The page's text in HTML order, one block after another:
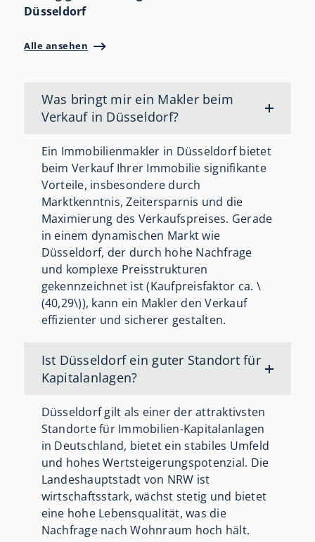
Düsseldorf
Alle ansehen
Was bringt mir ein Makler beim
Verkauf in Düsseldorf?
Ein Immobilienmakler in Düsseldorf bietet
beim Verkauf Ihrer Immobilie signifikante
Vorteile, insbesondere durch
Marktkenntnis, Zeitersparnis und die
Maximierung des Verkaufspreises. Gerade
in einem dynamischen Markt wie
Düsseldorf, der durch hohe Nachfrage
und komplexe Preisstrukturen
gekennzeichnet ist (Kaufpreisfaktor ca. \
(40,29\)), kann ein Makler den Verkauf
effizienter und sicherer gestalten.
Ist Düsseldorf ein guter Standort für
Kapitalanlagen?
Düsseldorf gilt als einer der attraktivsten
Standorte für Immobilien-Kapitalanlagen
in Deutschland, bietet ein stabiles Umfeld
und hohes Wertsteigerungspotenzial. Die
Landeshauptstadt von NRW ist
wirtschaftsstark, wächst stetig und bietet
eine hohe Lebensqualität, was die
Nachfrage nach Wohnraum hoch hält.